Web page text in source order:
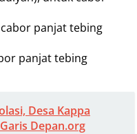
cabor panjat tebing
panjat tebing
Desa Kappa
Depan.org